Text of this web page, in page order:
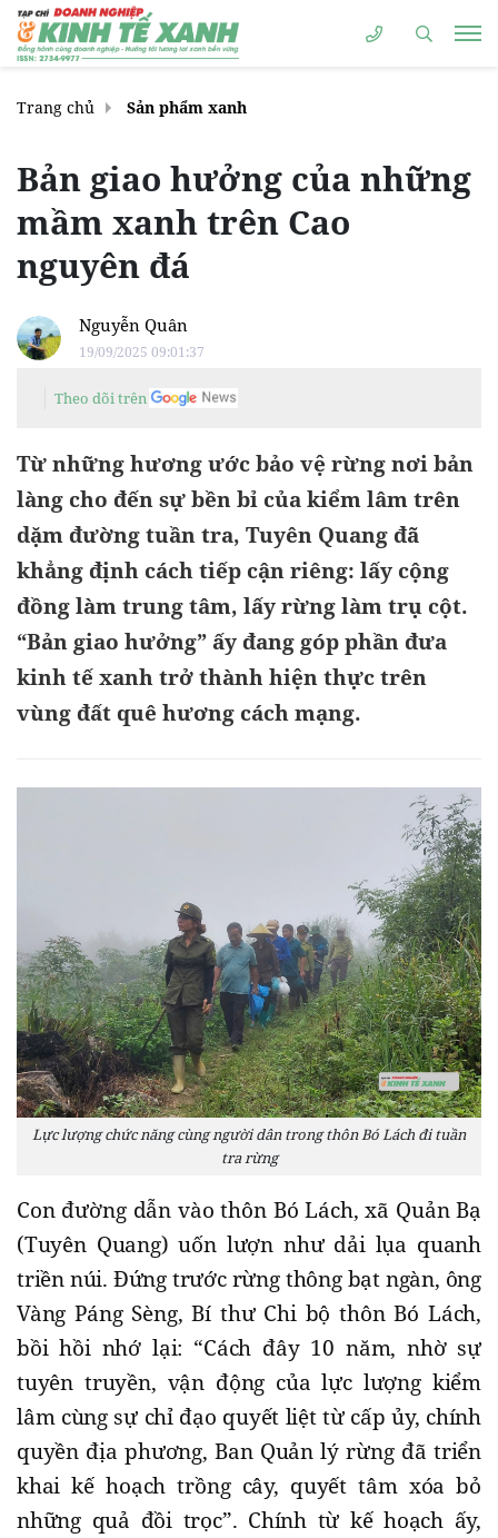
Trang chủ Sản phẩm xanh
Bản giao hưởng của những
mầm xanh trên Cao
nguyên đá
Nguyễn Quân
19/09/2025 09:01:37
Theo dõi trên
Từ những hương ước bảo vệ rừng nơi bản
làng cho đến sự bền bỉ của kiểm lâm trên
dặm đường tuần tra, Tuyên Quang đã
khẳng định cách tiếp cận riêng: lấy cộng
đồng làm trung tâm, lấy rừng làm trụ cột.
“Bản giao hưởng” ấy đang góp phần đưa
kinh tế xanh trở thành hiện thực trên
vùng đất quê hương cách mạng.
Lực lượng chức năng cùng người dân trong thôn Bó Lách đi tuần
tra rừng
Con đường dẫn vào thôn Bó Lách, xã Quản Bạ
(Tuyên Quang) uốn lượn như dải lụa quanh
triền núi. Đứng trước rừng thông bạt ngàn, ông
Vàng Páng Sèng, Bí thư Chi bộ thôn Bó Lách,
bồi hồi nhớ lại: “Cách đây 10 năm, nhờ sự
tuyên truyền, vận động của lực lượng kiểm
lâm cùng sự chỉ đạo quyết liệt từ cấp ủy, chính
quyền địa phương, Ban Quản lý rừng đã triển
khai kế hoạch trồng cây, quyết tâm xóa bỏ
những quả đồi trọc”. Chính từ kế hoạch ấy,